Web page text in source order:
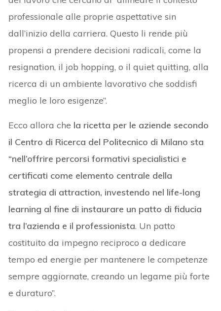
professionale alle proprie aspettative sin
dall’inizio della carriera. Questo li rende più
propensi a prendere decisioni radicali, come la
resignation, il job hopping, o il quiet quitting, alla
ricerca di un ambiente lavorativo che soddisfi
meglio le loro esigenze”.
Ecco allora che la ricetta per le aziende secondo
il Centro di Ricerca del Politecnico di Milano sta
“nell’offrire percorsi formativi specialistici e
certificati come elemento centrale della
strategia di attraction, investendo nel life-long
learning al fine di instaurare un patto di fiducia
tra l’azienda e il professionista. Un patto
costituito da impegno reciproco a dedicare
tempo ed energie per mantenere le competenze
sempre aggiornate, creando un legame più forte
e duraturo”.